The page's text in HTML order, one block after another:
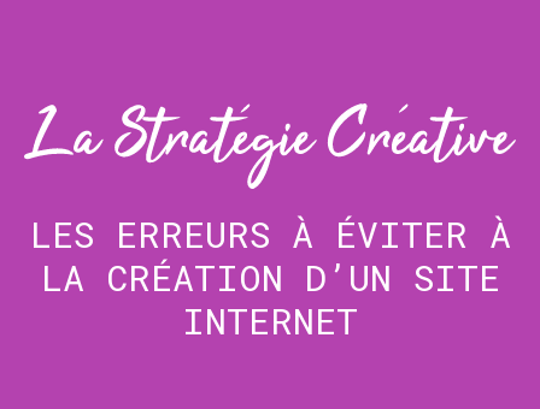
LES ERREURS À ÉVITER À
LA CRÉATION D’UN SITE
INTERNET